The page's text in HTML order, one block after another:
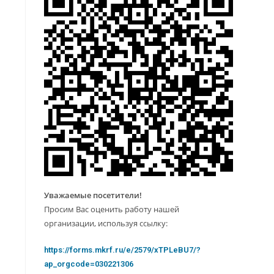
Уважаемые посетители!
Просим Вас оценить работу нашей
организации, используя ссылку:
https://forms.mkrf.ru/e/2579/xTPLeBU7/?
ap_orgcode=030221306